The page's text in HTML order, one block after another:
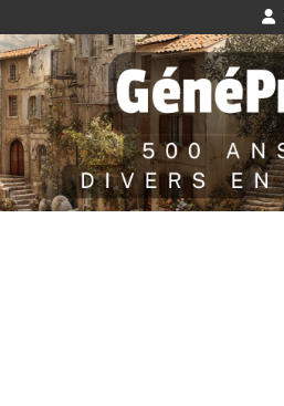
Aller
au
contenu
GénéProvence
500 ans de faits divers en Provence